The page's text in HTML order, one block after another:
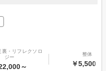
裏・リフレクソロ
ジー
～
整体
￥5,500～